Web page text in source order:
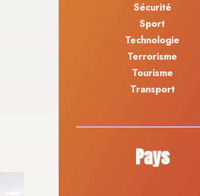
Sécurité
Sport
Technologie
Terrorisme
Tourisme
Transport
Pays